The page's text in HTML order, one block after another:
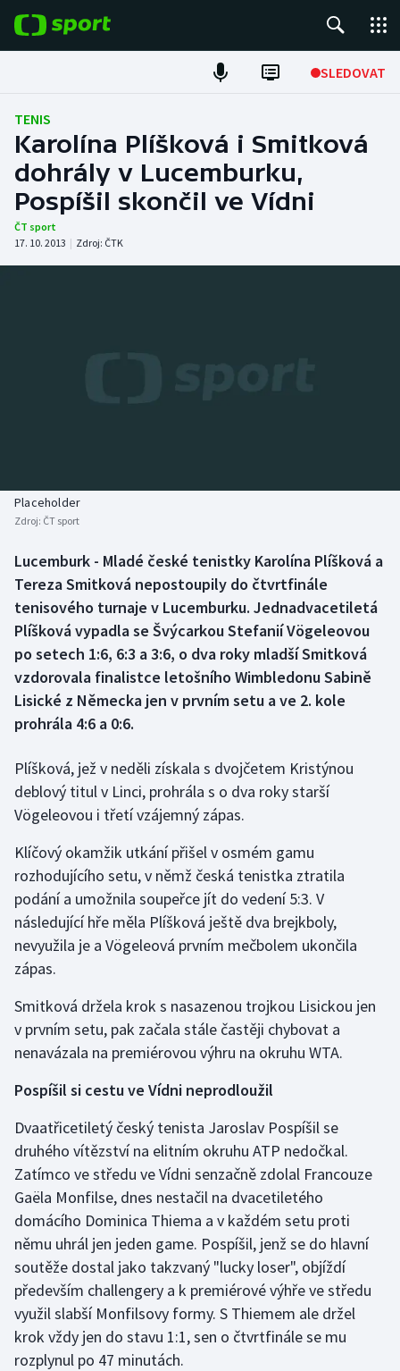
SLEDOVAT
Fotbal
Hokej
Tenis
Atletika
Biatlon
Box
Curling
Dostihy
Florbal
Golf
Gymnastika
Házená
Jezdectví
Judo
Krasobruslení
Lezení
Lyže a snowboard
Moderní pětiboj
Motorsport
Olympijské hry
Parasport
Plavání
Plážový volejbal
Aplikace ČT sport
TENIS
Karolína Plíšková i Smitková
dohrály v Lucemburku,
Pospíšil skončil ve Vídni
ČT sport
17. 10. 2013 | Zdroj: ČTK
Placeholder
Zdroj: ČT sport
Lucemburk - Mladé české tenistky Karolína Plíšková a
Tereza Smitková nepostoupily do čtvrtfinále
tenisového turnaje v Lucemburku. Jednadvacetiletá
Plíšková vypadla se Švýcarkou Stefanií Vögeleovou
po setech 1:6, 6:3 a 3:6, o dva roky mladší Smitková
vzdorovala finalistce letošního Wimbledonu Sabině
Lisické z Německa jen v prvním setu a ve 2. kole
prohrála 4:6 a 0:6.
Plíšková, jež v neděli získala s dvojčetem Kristýnou
deblový titul v Linci, prohrála s o dva roky starší
Vögeleovou i třetí vzájemný zápas.
Klíčový okamžik utkání přišel v osmém gamu
rozhodujícího setu, v němž česká tenistka ztratila
podání a umožnila soupeřce jít do vedení 5:3. V
následující hře měla Plíšková ještě dva brejkboly,
nevyužila je a Vögeleová prvním mečbolem ukončila
zápas.
Smitková držela krok s nasazenou trojkou Lisickou jen
v prvním setu, pak začala stále častěji chybovat a
nenavázala na premiérovou výhru na okruhu WTA.
Pospíšil si cestu ve Vídni neprodloužil
Dvaatřicetiletý český tenista Jaroslav Pospíšil se
druhého vítězství na elitním okruhu ATP nedočkal.
Zatímco ve středu ve Vídni senzačně zdolal Francouze
Gaëla Monfilse, dnes nestačil na dvacetiletého
domácího Dominica Thiema a v každém setu proti
němu uhrál jen jeden game. Pospíšil, jenž se do hlavní
soutěže dostal jako takzvaný "lucky loser", objíždí
především challengery a k premiérové výhře ve středu
využil slabší Monfilsovy formy. S Thiemem ale držel
krok vždy jen do stavu 1:1, sen o čtvrtfinále se mu
rozplynul po 47 minutách.